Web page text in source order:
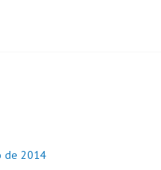
de 2014